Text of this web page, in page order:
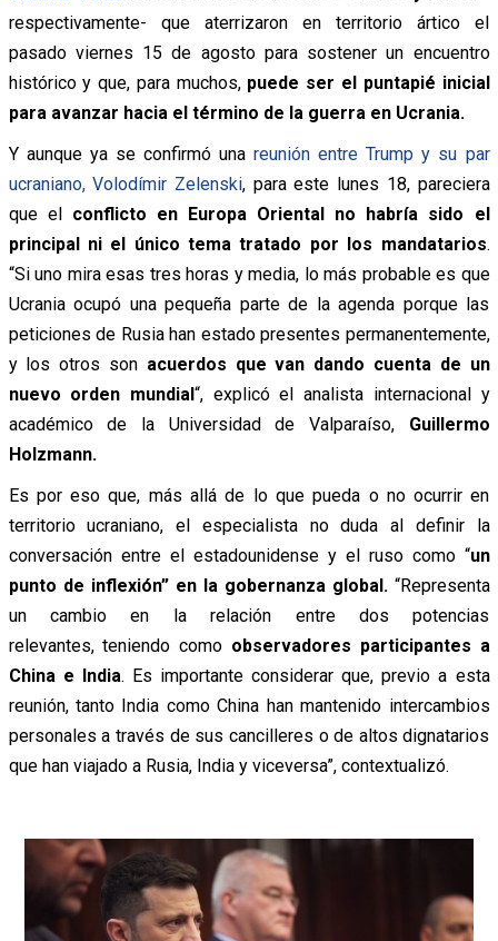
respectivamente- que aterrizaron en territorio ártico el
pasado viernes 15 de agosto para sostener un encuentro
histórico y que, para muchos, puede ser el puntapié inicial
para avanzar hacia el término de la guerra en Ucrania.
Y aunque ya se confirmó unareunión entre Trump y su par
ucraniano, Volodímir Zelenski, para este lunes 18, pareciera
que elconflicto en Europa Oriental no habría sido el
principal ni el único tema tratado por los mandatarios.
“Si uno mira esas tres horas y media, lo más probable es que
Ucrania ocupó una pequeña parte de la agenda porque las
peticiones de Rusia han estado presentes permanentemente,
y los otros son acuerdos que van dando cuenta de un
nuevo orden mundial“, explicó el analista internacional y
académico de la Universidad de Valparaíso, Guillermo
Holzmann.
Es por eso que, más allá de lo que pueda o no ocurrir en
territorio ucraniano, el especialista no duda al definir la
conversación entre el estadounidense y el ruso como “un
punto de inflexión” en la gobernanza global. “Representa
un cambio en la relación entre dos potencias
relevantes, teniendo como observadores participantes a
China e India. Es importante considerar que, previo a esta
reunión, tanto India como China han mantenido intercambios
personales a través de sus cancilleres o de altos dignatarios
que han viajado a Rusia, India y viceversa”, contextualizó.